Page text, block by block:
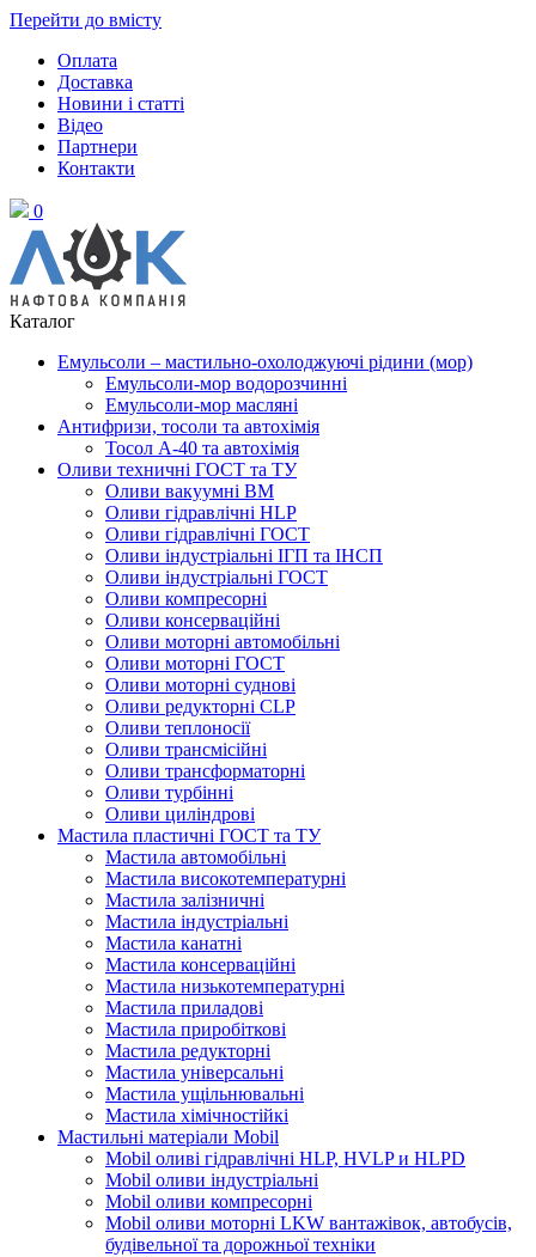
Перейти до вмісту
Оплата
Доставка
Новини і статті
Відео
Партнери
Контакти
0
Каталог
Емульсоли – мастильно-охолоджуючі рідини (мор)
Емульсоли-мор водорозчинні
Емульсоли-мор масляні
Антифризи, тосоли та автохімія
Тосол А-40 та автохімія
Оливи техничні ГОСТ та ТУ
Оливи вакуумні ВМ
Оливи гідравлічні HLP
Оливи гідравлічні ГОСТ
Оливи індустріальні ІГП та ІНСП
Оливи індустріальні ГОСТ
Оливи компресорні
Оливи консерваційні
Оливи моторні автомобільні
Оливи моторні ГОСТ
Оливи моторні суднові
Оливи редукторні CLP
Оливи теплоносії
Оливи трансмісійні
Оливи трансформаторні
Оливи турбінні
Оливи циліндрові
Мастила пластичні ГОСТ та ТУ
Мастила автомобільні
Мастила високотемпературні
Мастила залізничні
Мастила індустріальні
Мастила канатні
Мастила консерваційні
Мастила низькотемпературні
Мастила приладові
Мастила приробіткові
Мастила редукторні
Мастила універсальні
Мастила ущільнювальні
Мастила хімічностійкі
Мастильні матеріали Mobil
Mobil оливі гідравлічні HLP, HVLP и HLPD
Mobil оливи індустріальні
Mobil оливи компресорні
Mobil оливи моторні LKW вантажівок, автобусів,
будівельної та дорожньої техніки